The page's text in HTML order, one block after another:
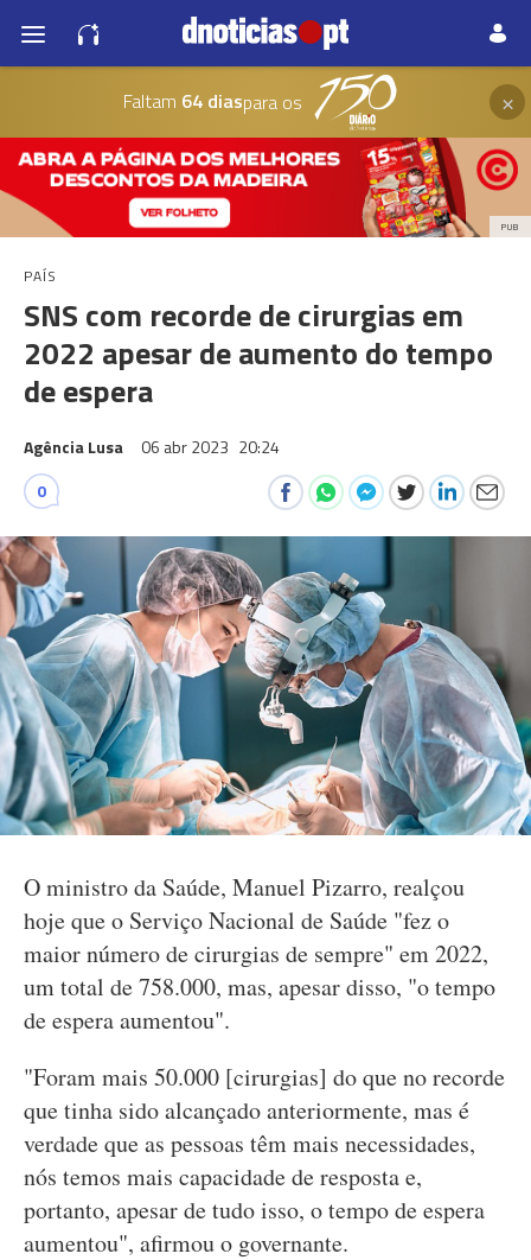
Faltam 64 diaspara os ×
PUB
PAÍS
SNS com recorde de cirurgias em
2022 apesar de aumento do tempo
de espera
Agência Lusa 06 abr 2023 20:24
0
O ministro da Saúde, Manuel Pizarro, realçou
hoje que o Serviço Nacional de Saúde "fez o
maior número de cirurgias de sempre" em 2022,
um total de 758.000, mas, apesar disso, "o tempo
de espera aumentou".
"Foram mais 50.000 [cirurgias] do que no recorde
que tinha sido alcançado anteriormente, mas é
verdade que as pessoas têm mais necessidades,
nós temos mais capacidade de resposta e,
portanto, apesar de tudo isso, o tempo de espera
aumentou", afirmou o governante.